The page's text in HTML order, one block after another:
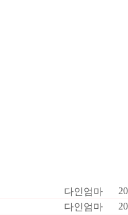
다인엄마
다인엄마